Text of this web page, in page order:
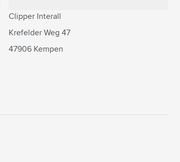
Clipper Interall
Krefelder Weg 47
47906 Kempen